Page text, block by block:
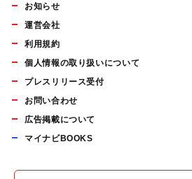
お知らせ
運営会社
利用規約
個人情報の取り扱いについて
プレスリリース受付
お問い合わせ
広告掲載について
マイナビBOOKS